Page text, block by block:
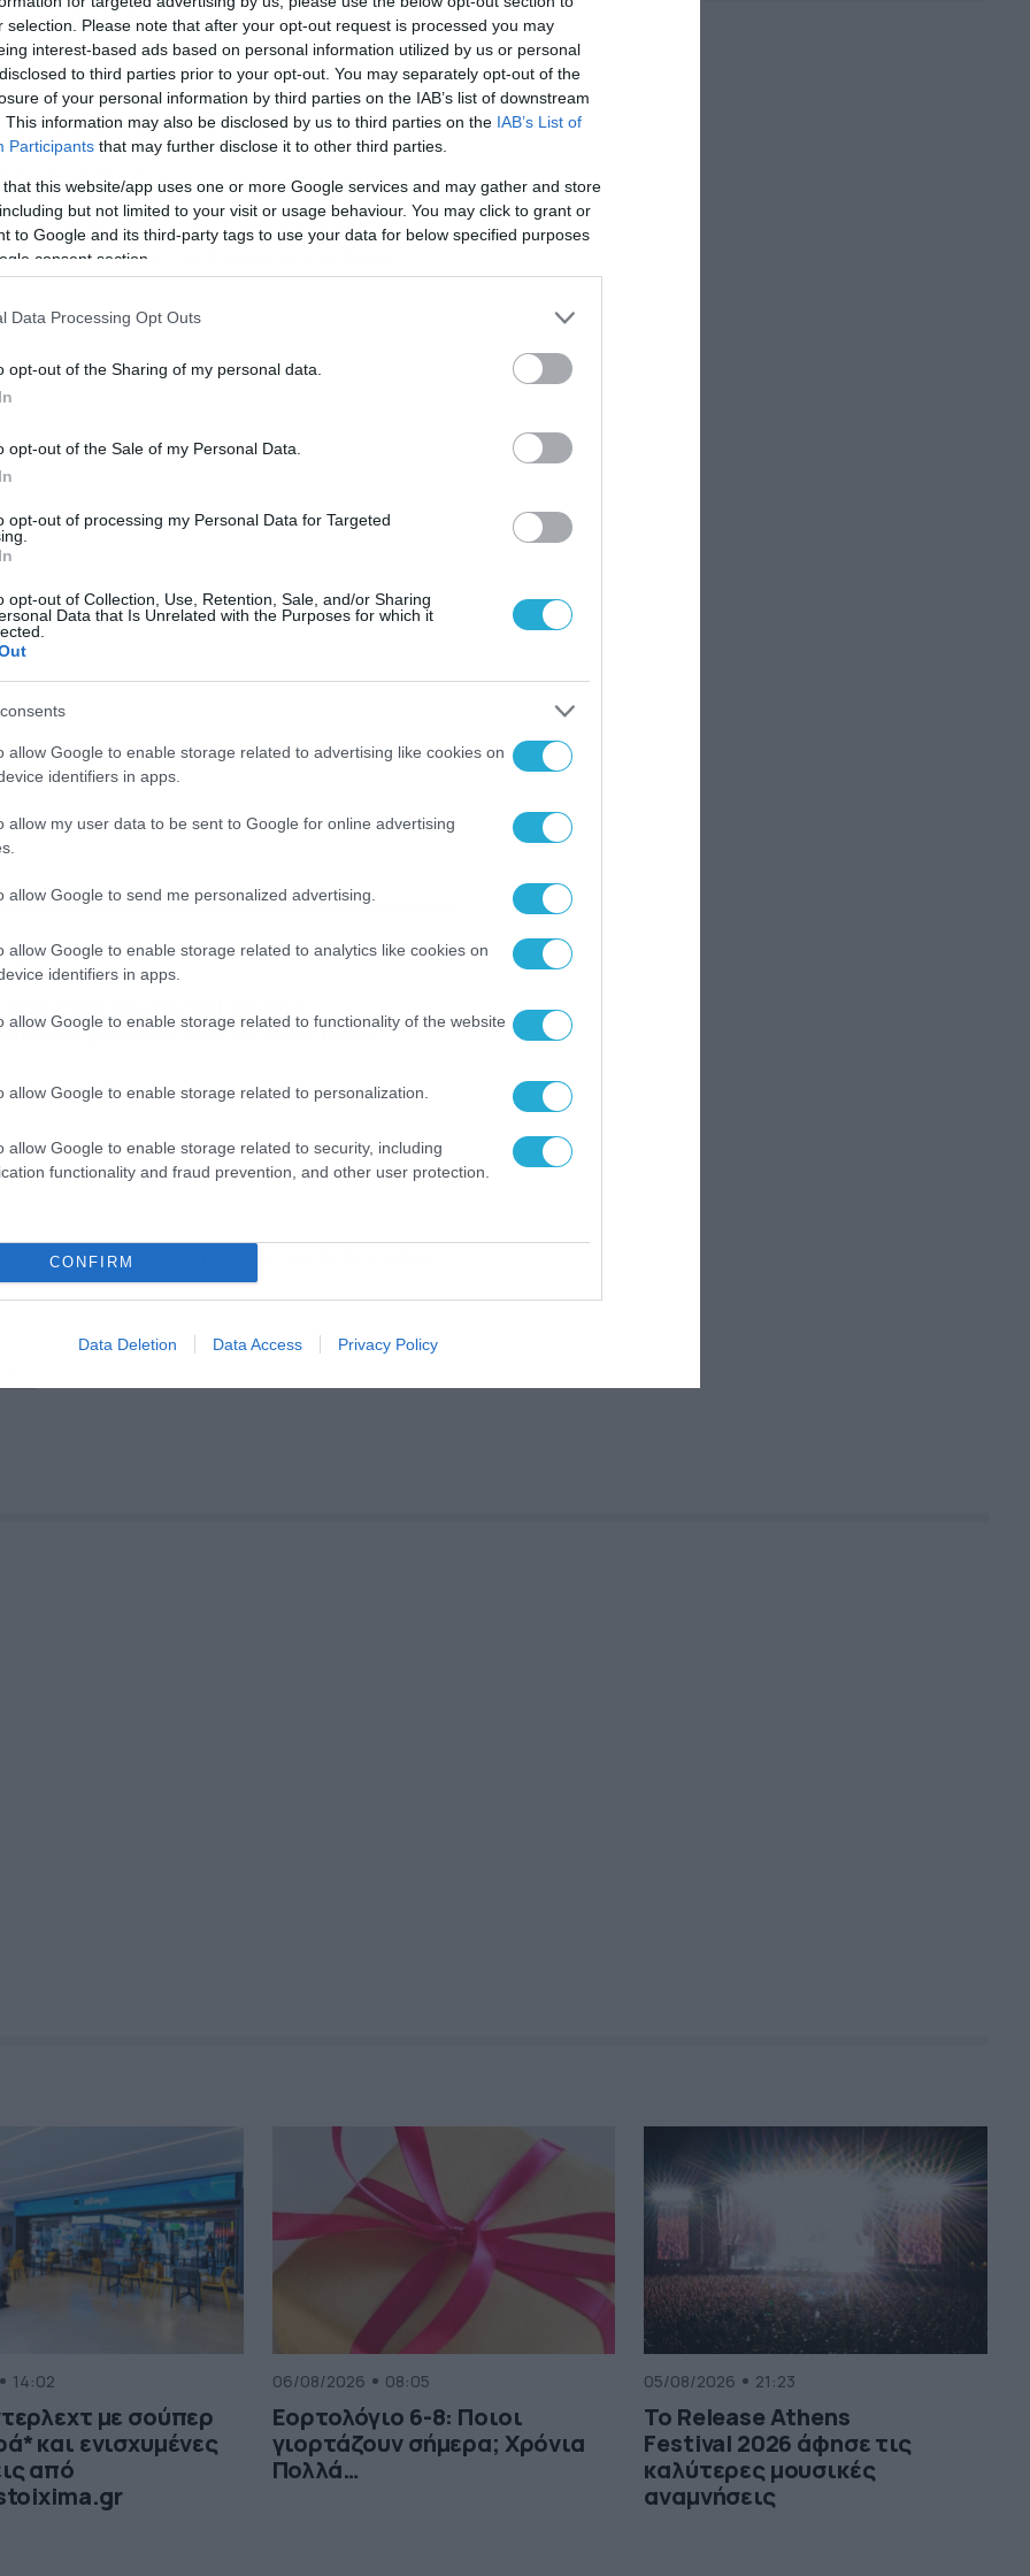
selection. Please note that after your opt-out request is processed you may
interest-based ads based on personal information utilized by us or personal
to third parties prior to your opt-out. You may separately opt-out of the
of your personal information by third parties on the IAB’s list of downstream
This information may also be disclosed by us to third parties on the IAB’s List of
Participants that may further disclose it to other third parties.
that this website/app uses one or more Google services and may gather and store
but not limited to your visit or usage behaviour. You may click to grant or
to Google and its third-party tags to use your data for below specified purposes
consent section.
Data Processing Opt Outs
opt-out of the Sharing of my personal data.
opt-out of the Sale of my Personal Data.
opt-out of processing my Personal Data for Targeted
opt-out of Collection, Use, Retention, Sale, and/or Sharing
Data that Is Unrelated with the Purposes for which it
allow Google to enable storage related to advertising like cookies on
identifiers in apps.
allow my user data to be sent to Google for online advertising
allow Google to send me personalized advertising.
allow Google to enable storage related to analytics like cookies on
identifiers in apps.
allow Google to enable storage related to functionality of the website
allow Google to enable storage related to personalization.
allow Google to enable storage related to security, including
functionality and fraud prevention, and other user protection.
CONFIRM
Data Deletion Data Access Privacy Policy
αφού ο Μο ένα άλογο Παλομίνο
και πήδηξε στην πισίνα που έχει η
άλογο ανακάλυψε ότι ήταν
την πισίνα.
Υπηρεσία του Πάσκο Κάουντι που
για την διάσωση μεγάλων
φαινόμενο στις ΗΠΑ (vid)
Google News
για όλες τις τελευταίες
14:02
με σούπερ
και ενισχυμένες
από
06/08/2026 08:05
Εορτολόγιο 6-8: Ποιοι
γιορτάζουν σήμερα; Χρόνια
Πολλά…
05/08/2026 21:23
Το Release Athens
Festival 2026 άφησε τις
καλύτερες μουσικές
αναμνήσεις